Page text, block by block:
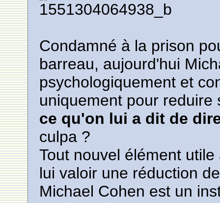
Condamné à la prison
barreau, aujourd'hui
psychologiquement et
uniquement pour
ce qu'on lui a dit de
culpa ?
Tout nouvel élément
lui valoir une réduction
Michael Cohen est un